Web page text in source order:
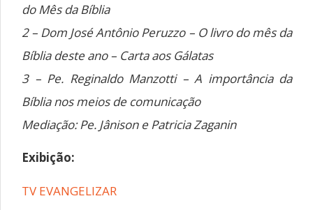
do Mês da Bíblia
2 – Dom José Antônio Peruzzo – O livro do mês da
Bíblia deste ano – Carta aos Gálatas
3 – Pe. Reginaldo Manzotti – A importância da
Bíblia nos meios de comunicação
Mediação: Pe. Jânison e Patricia Zaganin
Exibição:
TV EVANGELIZAR